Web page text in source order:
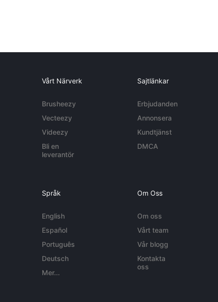
Vårt Närverk
Brusheezy
Vecteezy
Videezy
Bli en
leverantör
Sajtlänkar
Erbjudanden
Annonsera
Kundtjänst
DMCA
Språk
English
Español
Português
Deutsch
Mer...
Om Oss
Om oss
Vårt team
Vår blogg
Kontakta
oss